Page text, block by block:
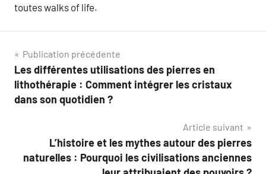
toutes walks of life.
Navigation
de
l’article
Publication précédente
Les différentes utilisations des pierres en
lithothérapie : Comment intégrer les cristaux
dans son quotidien ?
Article suivant
L’histoire et les mythes autour des pierres
naturelles : Pourquoi les civilisations anciennes